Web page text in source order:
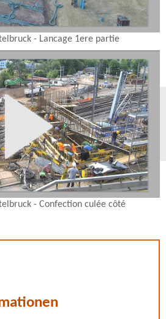
- Lancage 1ere partie
- Confection culée côté